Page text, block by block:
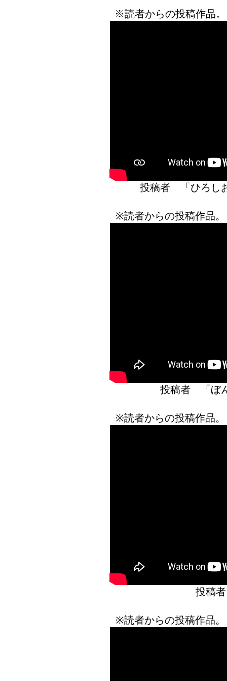
※読者からの投稿作品
投稿者 「ひろ
※読者からの投稿作品
投稿者 「
※読者からの投稿作品
投稿
※読者からの投稿作品